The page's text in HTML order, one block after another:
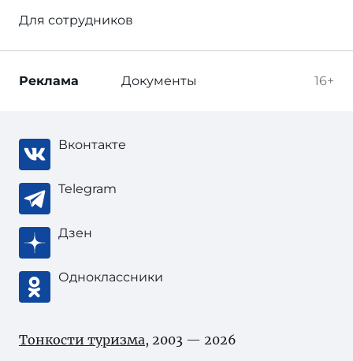
Для сотрудников
16+
Реклама Документы
Вконтакте
Telegram
Дзен
Одноклассники
Тонкости туризма, 2003 — 2026